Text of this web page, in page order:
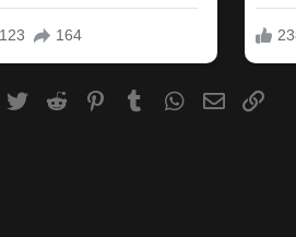
Facebook
Twitter Reddit PinterestTumblr WhatsApp
Email